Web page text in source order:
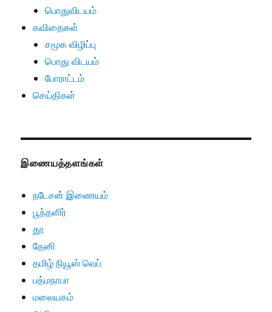
பொதுவிடயம்
கவிதைகள்
சமூக விழிப்பு
பொது விடயம்
போராட்டம்
செய்திகள்
இணையத்தளங்கள்
நடேசன் இணையம்
பூந்தளிர்
தூ
தேனி
தமிழ் நியூஸ் வெப்
பத்மநாபா
மலையகம்